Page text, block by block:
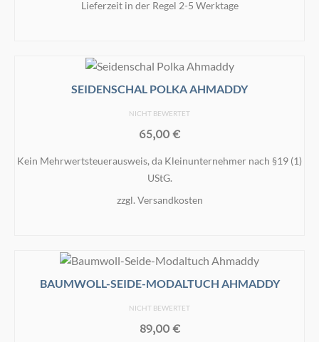
Lieferzeit in der Regel 2-5 Werktage
Produkt
weist
Varianten
auf.
Optionen
können
auf
SEIDENSCHAL POLKA AHMADDY
NICHT BEWERTET
65,00€
Kein Mehrwertsteuerausweis, da Kleinunternehmer nach §19 (1)
UStG.
zzgl. Versandkosten
BAUMWOLL-SEIDE-MODALTUCH AHMADDY
NICHT BEWERTET
89,00€